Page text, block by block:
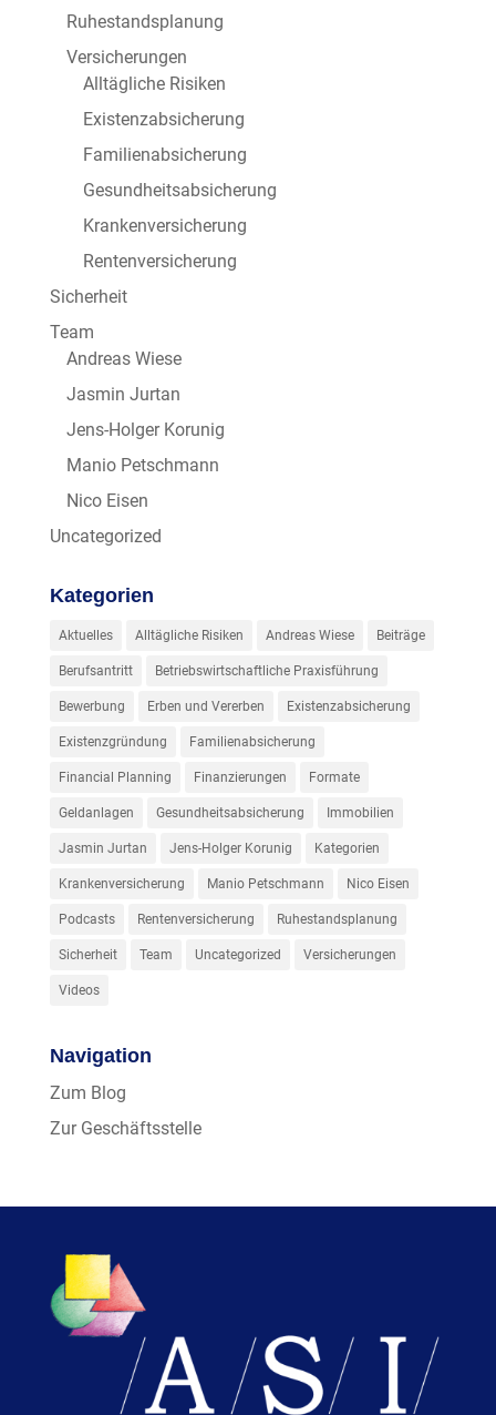
Ruhestandsplanung
Versicherungen
Alltägliche Risiken
Existenzabsicherung
Familienabsicherung
Gesundheitsabsicherung
Krankenversicherung
Rentenversicherung
Sicherheit
Team
Andreas Wiese
Jasmin Jurtan
Jens-Holger Korunig
Manio Petschmann
Nico Eisen
Uncategorized
Kategorien
Aktuelles Alltägliche Risiken Andreas Wiese Beiträge
Berufsantritt Betriebswirtschaftliche Praxisführung
Bewerbung Erben und Vererben Existenzabsicherung
Existenzgründung Familienabsicherung
Financial Planning Finanzierungen Formate
Geldanlagen Gesundheitsabsicherung Immobilien
Jasmin Jurtan Jens-Holger Korunig Kategorien
Krankenversicherung Manio Petschmann Nico Eisen
Podcasts Rentenversicherung Ruhestandsplanung
Sicherheit Team Uncategorized Versicherungen
Videos
Navigation
Zum Blog
Zur Geschäftsstelle